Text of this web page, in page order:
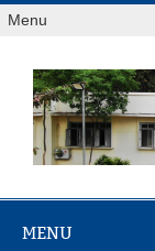
Menu
MENU